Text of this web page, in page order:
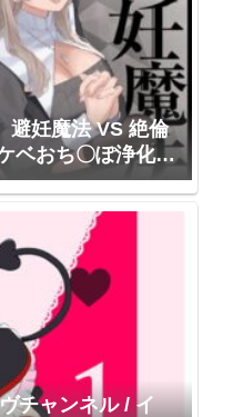
避妊魔法 VS 絶倫
ベおち〇ぽ浄化シ
孕ませ強制婚姻!～
いす / 涼花みなせ
チャンネル / イ